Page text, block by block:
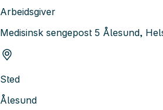
Arbeidsgiver
Medisinsk sengepost 5 Ålesund,
Sted
Ålesund